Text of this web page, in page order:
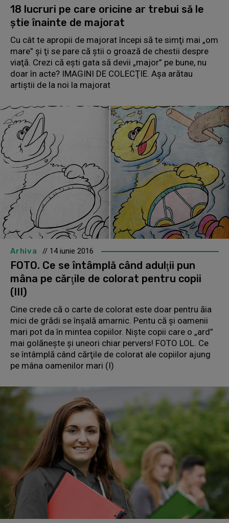
18 lucruri pe care oricine ar trebui să le
ştie înainte de majorat
Cu cât te apropii de majorat începi să te simţi mai „om
mare” şi ţi se pare că ştii o groază de chestii despre
viaţă. Crezi că eşti gata să devii „major” pe bune, nu
doar în acte? IMAGINI DE COLECŢIE. Aşa arătau
artiştii de la noi la majorat
Arhiva // 14 iunie 2016
FOTO. Ce se întâmplă când adulţii pun
mâna pe cărţile de colorat pentru copii
(III)
Cine crede că o carte de colorat este doar pentru ăia
mici de grădi se înşală amarnic. Pentu că şi oamenii
mari pot da în mintea copiilor. Nişte copii care o „ard”
mai golăneşte şi uneori chiar pervers! FOTO LOL. Ce
se întâmplă când cărţile de colorat ale copiilor ajung
pe mâna oamenilor mari (I)